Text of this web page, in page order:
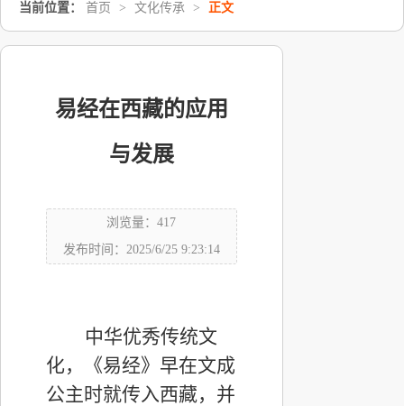
当前位置： 首页 > 文化传承 > 正文
易经在西藏的应用
与发展
浏览量：417
发布时间：2025/6/25 9:23:14
中华优秀传统文
化，《易经》早在文成
公主时就传入西藏，并